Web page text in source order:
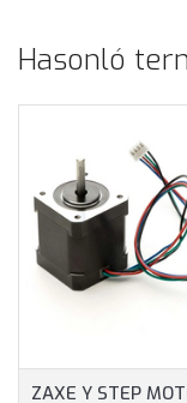
Hasonló
ZAXE Y STEP